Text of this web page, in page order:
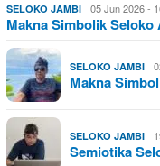
SELOKO JAMBI 05 Jun 2026 -
Makna Simbolik
SELOKO JAMBI
Makna
SELOKO JAMBI
Semiotika